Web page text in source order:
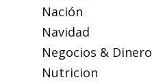
Nación
Navidad
Negocios & Dinero
Nutricion